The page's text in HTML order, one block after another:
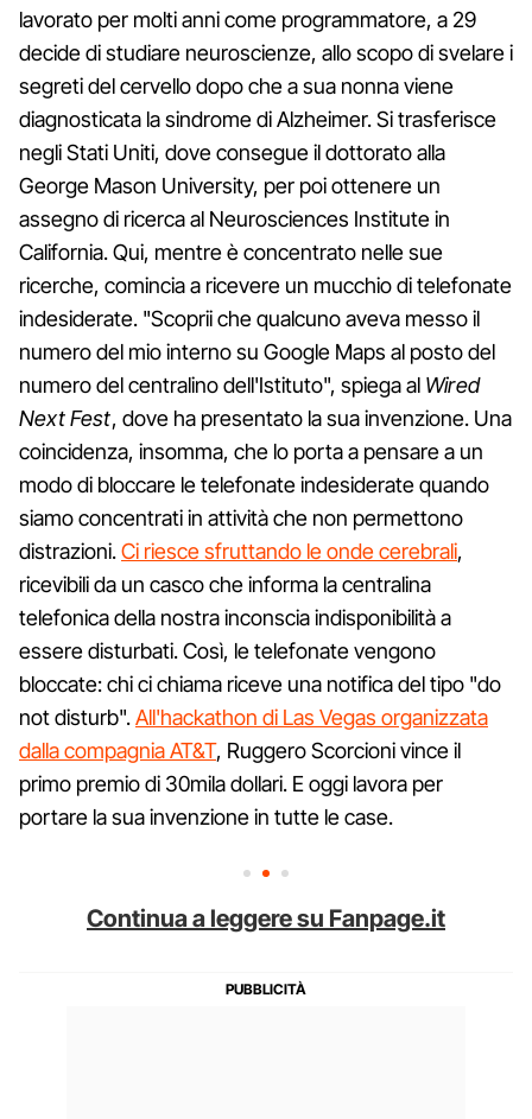
lavorato per molti anni come programmatore, a 29
decide di studiare neuroscienze, allo scopo di svelare i
segreti del cervello dopo che a sua nonna viene
diagnosticata la sindrome di Alzheimer. Si trasferisce
negli Stati Uniti, dove consegue il dottorato alla
George Mason University, per poi ottenere un
assegno di ricerca al Neurosciences Institute in
California. Qui, mentre è concentrato nelle sue
ricerche, comincia a ricevere un mucchio di telefonate
indesiderate. "Scoprii che qualcuno aveva messo il
numero del mio interno su Google Maps al posto del
numero del centralino dell'Istituto", spiega al Wired
Next Fest, dove ha presentato la sua invenzione. Una
coincidenza, insomma, che lo porta a pensare a un
modo di bloccare le telefonate indesiderate quando
siamo concentrati in attività che non permettono
distrazioni.Ci riesce sfruttando le onde cerebrali,
ricevibili da un casco che informa la centralina
telefonica della nostra inconscia indisponibilità a
essere disturbati. Così, le telefonate vengono
bloccate: chi ci chiama riceve una notifica del tipo "do
not disturb".All'hackathon di Las Vegas organizzata
dalla compagnia AT&T, Ruggero Scorcioni vince il
primo premio di 30mila dollari. E oggi lavora per
portare la sua invenzione in tutte le case.
Continua a leggere su Fanpage.it